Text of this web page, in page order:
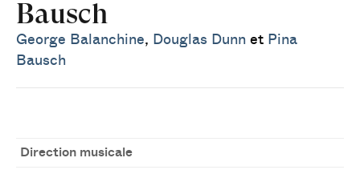
Bausch
George Balanchine, Douglas Dunn et Pina
Bausch
Direction musicale